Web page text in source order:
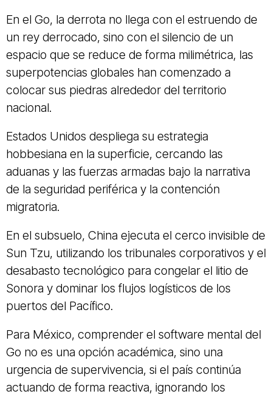
En el Go, la derrota no llega con el estruendo de
un rey derrocado, sino con el silencio de un
espacio que se reduce de forma milimétrica, las
superpotencias globales han comenzado a
colocar sus piedras alrededor del territorio
nacional.
Estados Unidos despliega su estrategia
hobbesiana en la superficie, cercando las
aduanas y las fuerzas armadas bajo la narrativa
de la seguridad periférica y la contención
migratoria.
En el subsuelo, China ejecuta el cerco invisible de
Sun Tzu, utilizando los tribunales corporativos y el
desabasto tecnológico para congelar el litio de
Sonora y dominar los flujos logísticos de los
puertos del Pacífico.
Para México, comprender el software mental del
Go no es una opción académica, sino una
urgencia de supervivencia, si el país continúa
actuando de forma reactiva, ignorando los